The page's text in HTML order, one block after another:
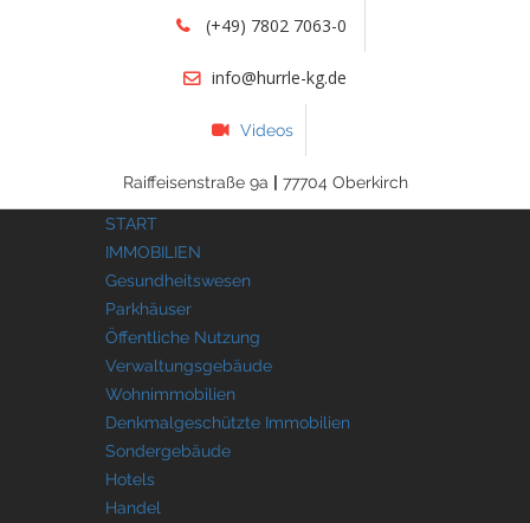
(+49) 7802 7063-0
info@hurrle-kg.de
Videos
Raiffeisenstraße 9a | 77704 Oberkirch
START
IMMOBILIEN
Gesundheitswesen
Parkhäuser
Öffentliche Nutzung
Verwaltungsgebäude
Wohnimmobilien
Denkmalgeschützte Immobilien
Sondergebäude
Hotels
Handel